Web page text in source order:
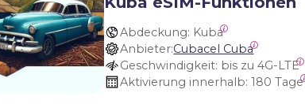
Abdeckung: Kuba
Anbieter:Cubacel Cuba
Geschwindigkeit: bis zu 4G-LTE
Aktivierung innerhalb: 180 Tage